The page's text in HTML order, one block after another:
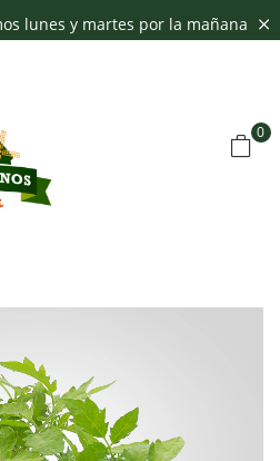
lunes y martes por la mañana
0